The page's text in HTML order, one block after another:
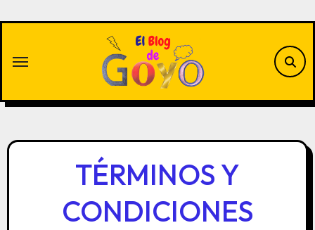
TÉRMINOS Y
CONDICIONES